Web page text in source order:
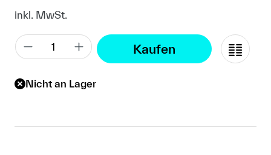
inkl. MwSt.
Kaufen
Nicht an Lager